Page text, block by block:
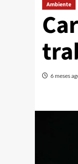
Ambiente
6 meses